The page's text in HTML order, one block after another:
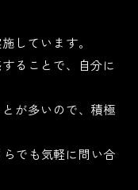
しています。
ることで、自分に
が多いので、積極
でも気軽に問い合